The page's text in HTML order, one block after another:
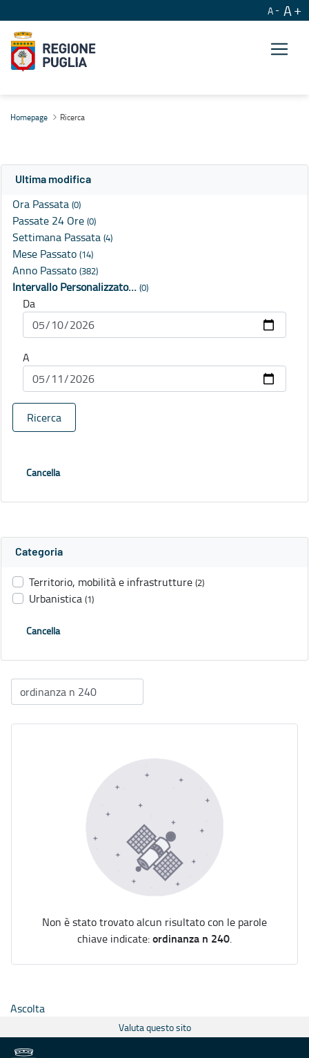
A A
Homepage Ricerca
Ultima modifica
Ora Passata (0)
Passate 24 Ore (0)
Settimana Passata (4)
Mese Passato (14)
Anno Passato (382)
Intervallo Personalizzato… (0)
Da
A
Ricerca
Cancella
Categoria
Territorio, mobilità e infrastrutture (2)
Urbanistica (1)
Cancella
Non è stato trovato alcun risultato con le parole
chiave indicate:ordinanza n 240.
Ascolta
Valuta questo sito